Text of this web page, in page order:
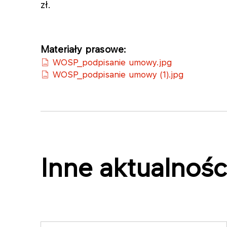
zł.
Materiały prasowe:
WOSP_podpisanie umowy.jpg
WOSP_podpisanie umowy (1).jpg
Inne